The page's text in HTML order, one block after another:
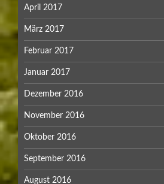
April 2017
März 2017
Februar 2017
Januar 2017
Dezember 2016
November 2016
Oktober 2016
September 2016
August 2016